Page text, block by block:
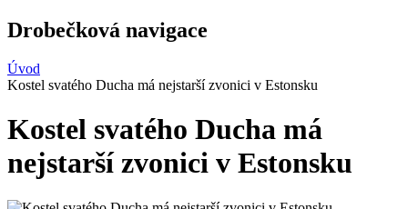
Drobečková navigace
Úvod
Kostel svatého Ducha má nejstarší zvonici v Estonsku
Kostel svatého Ducha má
nejstarší zvonici v Estonsku